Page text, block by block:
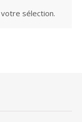
sélection.